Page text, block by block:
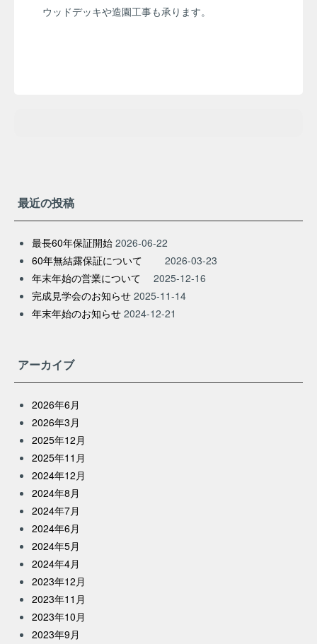
ウッドデッキや造園工事も承ります。
最近の投稿
最長60年保証開始 2026-06-22
60年無結露保証について
2026-03-23
年末年始の営業について
2025-12-16
完成見学会のお知らせ 2025-11-14
年末年始のお知らせ 2024-12-21
アーカイブ
2026年6月
2026年3月
2025年12月
2025年11月
2024年12月
2024年8月
2024年7月
2024年6月
2024年5月
2024年4月
2023年12月
2023年11月
2023年10月
2023年9月